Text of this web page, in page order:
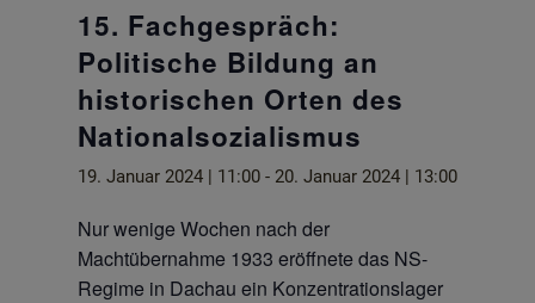
15. Fachgespräch:
Politische Bildung an
historischen Orten des
Nationalsozialismus
19. Januar 2024 | 11:00- 20. Januar 2024 | 13:00
Nur wenige Wochen nach der
Machtübernahme 1933 eröffnete das NS-
Regime in Dachau ein Konzentrationslager